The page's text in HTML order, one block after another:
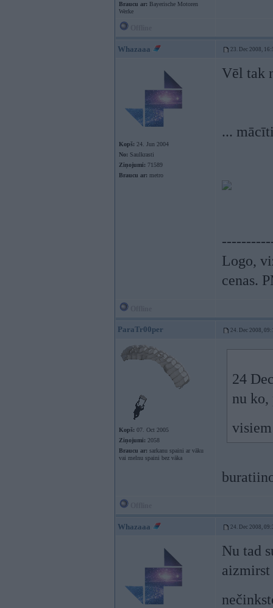
Braucu ar: Bayerische Motoren
Werke
Whazaaa 23. Dec 2008,
Kopš: 24. Jun 2004
No: Saulkrasti
Ziņojumi: 71589
Braucu ar: metro
Vēl tak
...
Logo,
cenas.
ParaTr00per 24. Dec 2008,
Kopš: 07. Oct 2005
Ziņojumi: 2058
Braucu ar: sarkanu spaini ar vāku
vai melnu spaini bez vāka
24
nu ko,
Whazaaa 24. Dec 2008,
Nu tad